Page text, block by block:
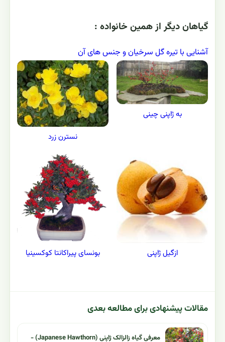
گياهان ديگر از همين خانواده :
آشنایی با تیره گل سرخیان و جنس های آن
به ژاپنی چینی
نسترن زرد
ازگیل ژاپنی بونسای پیراکانتا کوکسینیا
مقالات پیشنهادی برای مطالعه بعدی
معرفی گیاه زالزالک ژاپنی (Japanese Hawthorn) -